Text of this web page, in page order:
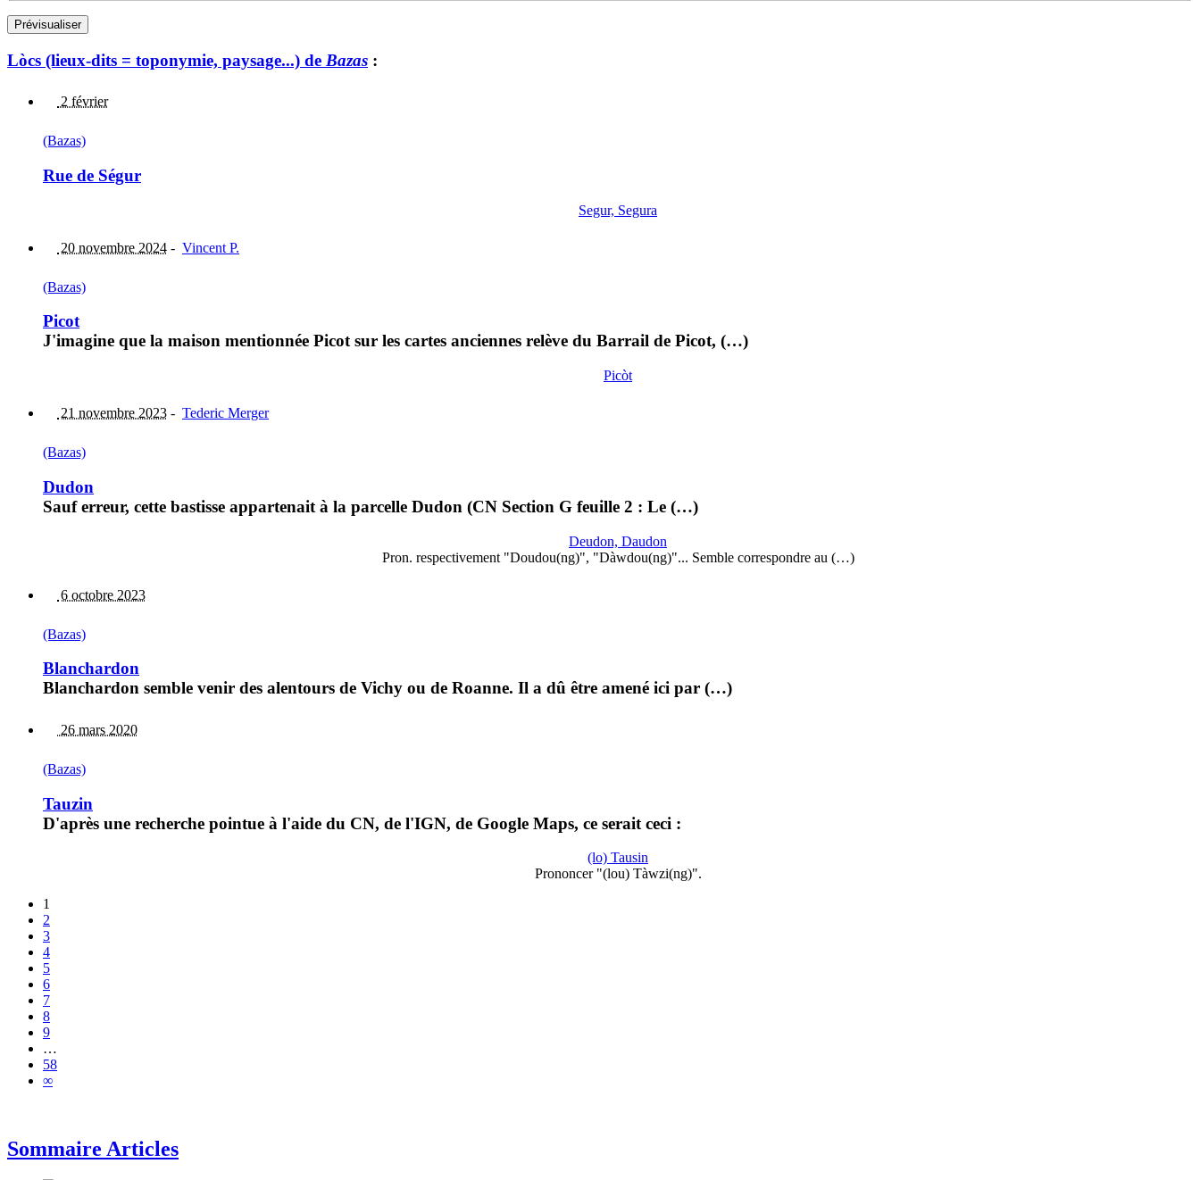
Lòcs (lieux-dits = toponymie, paysage...) de Bazas :
2 février
(Bazas)
Rue de Ségur
Segur, Segura
20 novembre 2024 - Vincent P.
(Bazas)
Picot
J'imagine que la maison mentionnée Picot sur les cartes anciennes relève du Barrail de Picot, (…)
Picòt
21 novembre 2023 - Tederic Merger
(Bazas)
Dudon
Sauf erreur, cette bastisse appartenait à la parcelle Dudon (CN Section G feuille 2 : Le (…)
Deudon, Daudon
Pron. respectivement "Doudou(ng)", "Dàwdou(ng)"... Semble correspondre au (…)
6 octobre 2023
(Bazas)
Blanchardon
Blanchardon semble venir des alentours de Vichy ou de Roanne. Il a dû être amené ici par (…)
26 mars 2020
(Bazas)
Tauzin
D'après une recherche pointue à l'aide du CN, de l'IGN, de Google Maps, ce serait ceci :
(lo) Tausin
Prononcer "(lou) Tàwzi(ng)".
1
2
3
4
5
6
7
8
9
…
58
∞
Sommaire Articles